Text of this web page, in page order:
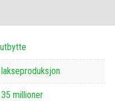
millioner